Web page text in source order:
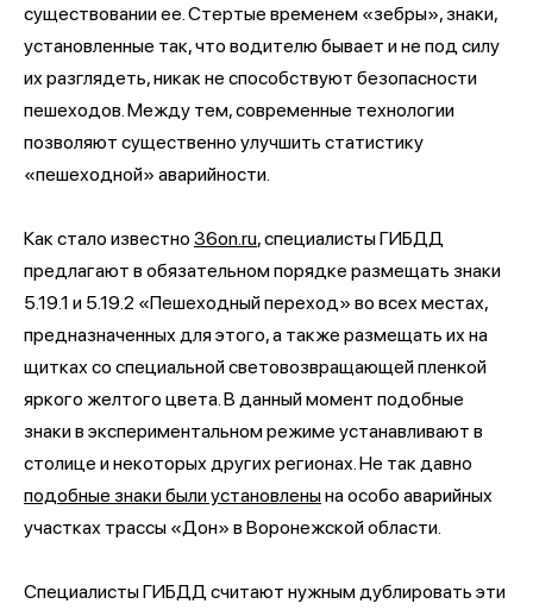
существовании ее. Стертые временем «зебры», знаки,
установленные так, что водителю бывает и не под силу
их разглядеть, никак не способствуют безопасности
пешеходов. Между тем, современные технологии
позволяют существенно улучшить статистику
«пешеходной» аварийности.
Как стало известно 36on.ru, специалисты ГИБДД
предлагают в обязательном порядке размещать знаки
5.19.1 и 5.19.2 «Пешеходный переход» во всех местах,
предназначенных для этого, а также размещать их на
щитках со специальной световозвращающей пленкой
яркого желтого цвета. В данный момент подобные
знаки в экспериментальном режиме устанавливают в
столице и некоторых других регионах. Не так давно
подобные знаки были установленына особо аварийных
участках трассы «Дон» в Воронежской области.
Специалисты ГИБДД считают нужным дублировать эти